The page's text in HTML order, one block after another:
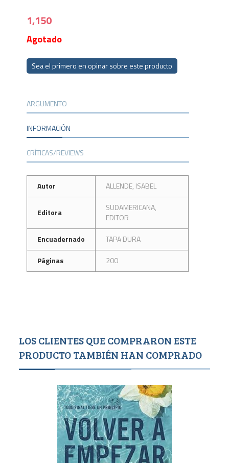
1,150
Agotado
Sea el primero en opinar sobre este producto
ARGUMENTO
INFORMACIÓN
CRÍTICAS/REVIEWS
Autor ALLENDE, ISABEL
Editora
SUDAMERICANA,
EDITOR
Encuadernado
TAPA DURA
Páginas
200
LOS CLIENTES QUE COMPRARON ESTE
PRODUCTO TAMBIÉN HAN COMPRADO